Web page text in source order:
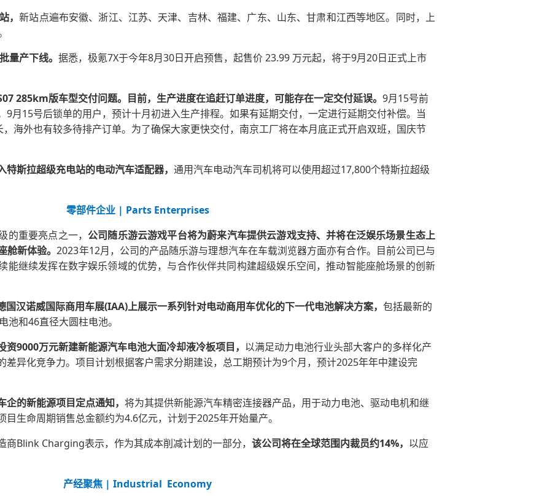
，新站点遍布安徽、浙江、江苏、天津、吉林、福建、广东、山东、甘肃和江西等地区。同时，上
量产下线。 据悉，极氪7X于今年8月30日开启预售，起售价 23.99 万元起，将于9月20日正式上市
285km版车型交付问题。目前，生产进度在追赶订单进度，可能存在一定交付延误。 9月15号前
9月15号后锁单的用户，预计十月初进入生产排程。如果有延期交付，一定进行延期交付补偿。当
海外也有较多待排产订单。为了确保大家更快交付，南京工厂将在本月底正式开启双班，国庆节
斯拉超级充电站的电动汽车适配器， 通用汽车电动汽车司机将可以使用超过17,800个特斯拉超级
零部件企业 | Parts Enterprises
的重要亮点之一， 公司随乐游云游戏平台将为蔚来汽车提供云游戏支持、并将在泛娱乐场景生态上
舱新体验。2023年12月，公司的产品随乐游与理想汽车在车载浏览器方面亦有合作。目前公司已与
能继续发挥在数字娱乐领域的优势，与合作伙伴共同构建超级娱乐空间，推动智能座舱场景的创新
国汉诺威国际商用车展(IAA)上展示一系列针对电动商用车优化的下一代电池解决方案， 包括最新的
池和46直径大圆柱电池。
资9000万元新建新能源汽车电池大面冷却液冷板项目， 以满足动力电池行业头部大客户的多样化产
差异化竞争力。项目计划根据客户需求分期建设，总工期预计为9个月，预计2025年年中建设完
的新能源项目定点通知， 将为其提供新能源汽车精密连接器产品，用于动力电池、驱动电机和继
生命周期销售总金额约为4.6亿元，计划于2025年开始量产。
商Blink Charging表示，作为其成本削减计划的一部分， 该公司将在全球范围内裁员约14%， 以应
产经聚焦 | Industrial Economy